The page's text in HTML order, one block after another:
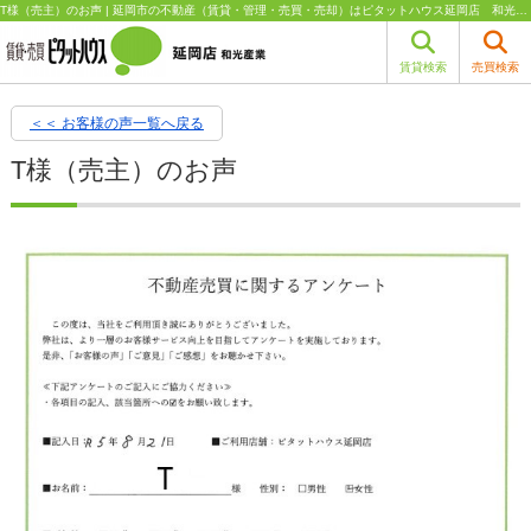
賃貸検索 売買検索
＜＜ お客様の声一覧へ戻る
T様（売主）のお声